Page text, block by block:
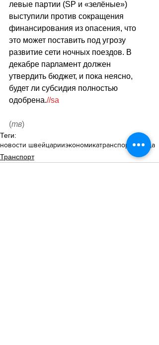
левые партии (SP и «зелёные»)
выступили против сокращения
финансирования из опасения, что
это может поставить под угрозу
развитие сети ночных поездов. В
декабре парламент должен
утвердить бюджет, и пока неясно,
будет ли субсидия полностью
одобрена.//sa
(тв)
Теги:
новости швейцарииэкономикатранспорт поезда
Транспорт